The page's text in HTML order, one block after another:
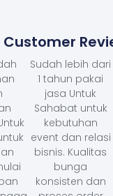
Customer
Sudah lebih dari
1 tahun pakai
jasa Untuk
Sahabat untuk
kebutuhan
event dan relasi
bisnis. Kualitas
bunga
konsisten dan